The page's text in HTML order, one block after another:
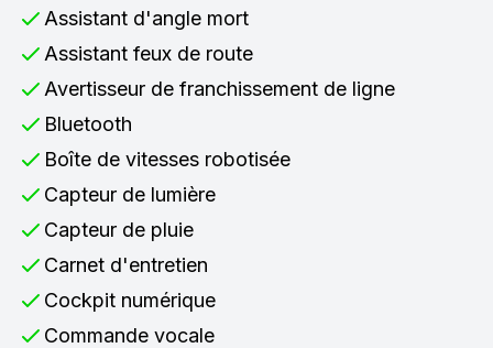
Assistant d'angle mort
Assistant feux de route
Avertisseur de franchissement de ligne
Bluetooth
Boîte de vitesses robotisée
Capteur de lumière
Capteur de pluie
Carnet d'entretien
Cockpit numérique
Commande vocale